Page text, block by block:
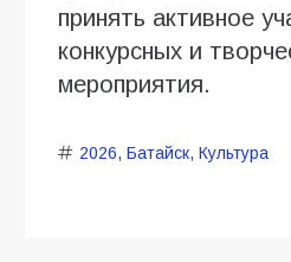
принять активное
конкурсных и
мероприятия.
2026, Батайск, Культура